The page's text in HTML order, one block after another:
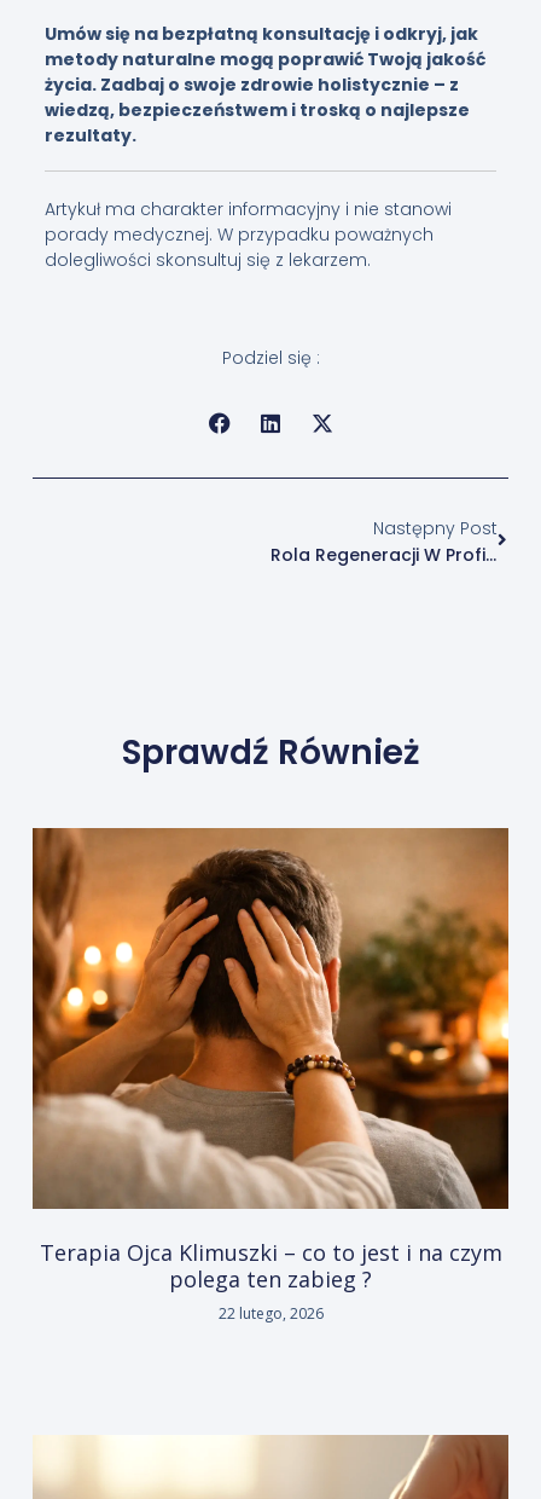
Umów się na bezpłatną konsultację i odkryj, jak
metody naturalne mogą poprawić Twoją jakość
życia. Zadbaj o swoje zdrowie holistycznie – z
wiedzą, bezpieczeństwem i troską o najlepsze
rezultaty.
Artykuł ma charakter informacyjny i nie stanowi
porady medycznej. W przypadku poważnych
dolegliwości skonsultuj się z lekarzem.
Podziel się :
Następny Post
Rola Regeneracji W Profilaktyce Bólu Mięśni I Stawów
Sprawdź Również
Terapia Ojca Klimuszki – co to jest i na czym
polega ten zabieg ?
22 lutego, 2026